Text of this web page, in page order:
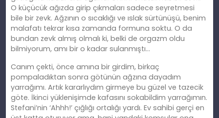
O küçücük ağızda girip çıkmaları sadece seyretmesi
bile bir zevk. Ağzının o sıcaklığı ve ıslak sürtünüşü, benim
malafatı tekrar kısa zamanda formuna soktu. O da
bundan zevk almış olmalı ki, belki de orgazm oldu
bilmiyorum, amı bir o kadar sulanmıştı…
Canım çekti, önce amına bir girdim, birkaç
pompaladıktan sonra götünün ağzına dayadım
yarrağımı. Artık kararlıydım girmeye bu güzel ve tazecik
göte. İkinci yüklenişimde kafasını sokabildim yarrağımın.
Stefani’nin ‘Ahhh!’ çığlığı ortalığı yardı. Ev sahibi gerçi en